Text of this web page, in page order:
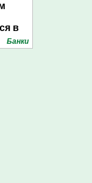
в
Банки